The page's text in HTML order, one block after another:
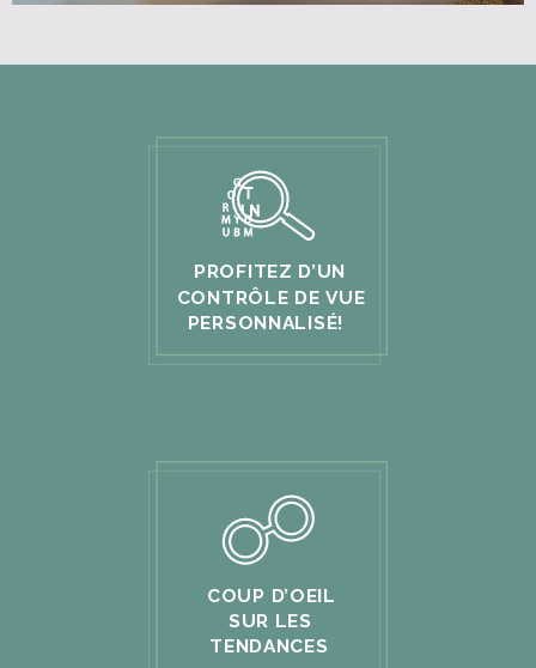
PROFITEZ D’UN
CONTRÔLE DE VUE
PERSONNALISÉ!
COUP D’OEIL
SUR LES
TENDANCES